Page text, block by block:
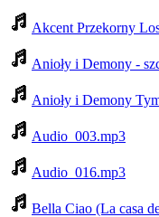
Akcent Przekorny
Anioły i Demony -
Anioły i Demony
Audio_003.mp3
Audio_016.mp3
Bella Ciao (La casa